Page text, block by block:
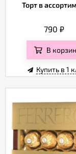
Торт в
790₽
В
Купить в 1